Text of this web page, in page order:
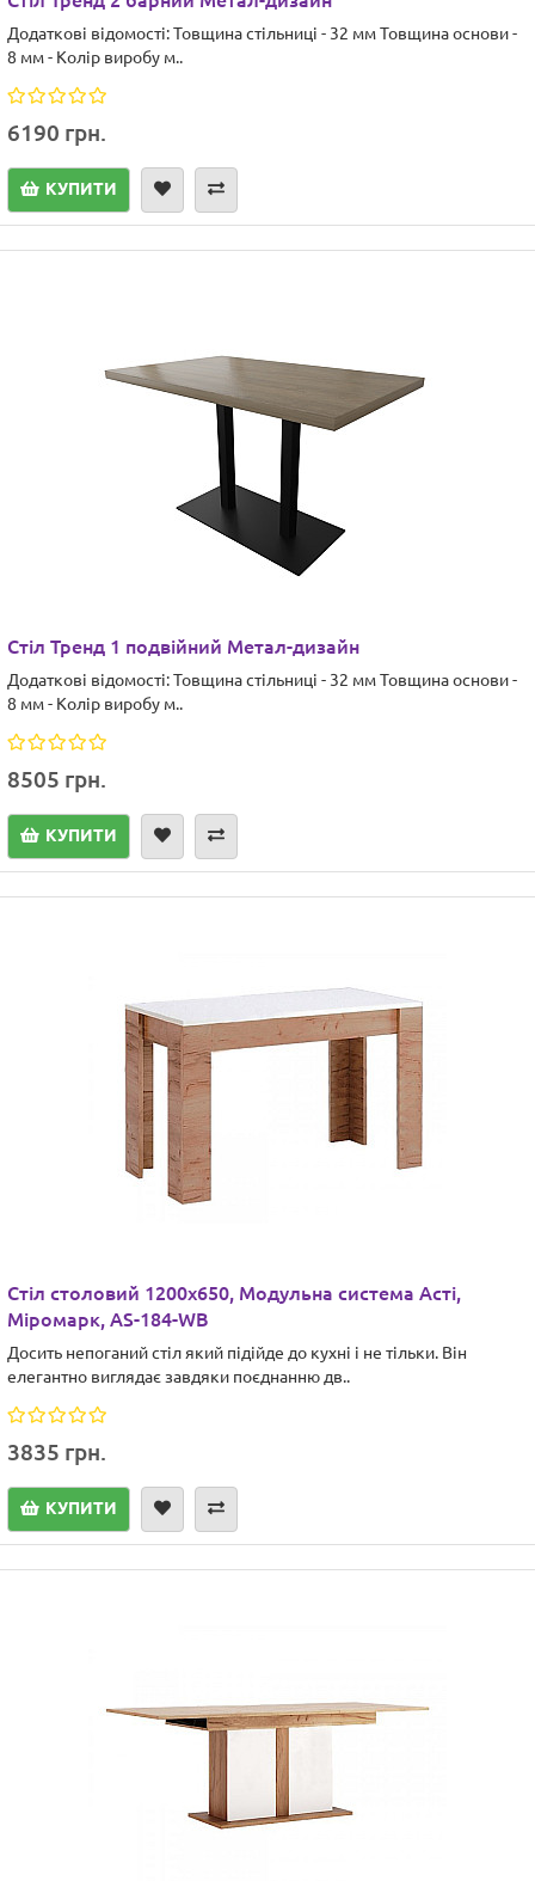
Додаткові відомості: Товщина стільниці - 32 мм Товщина основи -
8 мм - Колір виробу м..
6190 грн.
КУПИТИ
Стіл Тренд 1 подвійний Метал-дизайн
Додаткові відомості: Товщина стільниці - 32 мм Товщина основи -
8 мм - Колір виробу м..
8505 грн.
КУПИТИ
Стіл столовий 1200х650, Модульна система Асті,
Міромарк, AS-184-WB
Досить непоганий стіл який підійде до кухні і не тільки. Він
елегантно виглядає завдяки поєднанню дв..
3835 грн.
КУПИТИ